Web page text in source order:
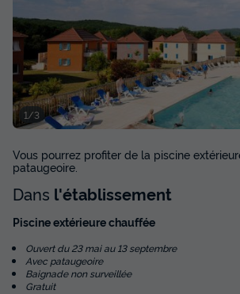
1/3
Vous pourrez profiter de la piscine
pataugeoire.
Dans l'établissement
Piscine extérieure chauffée
Ouvert du 23 mai au 13 septembre
Avec pataugeoire
Baignade non surveillée
Gratuit